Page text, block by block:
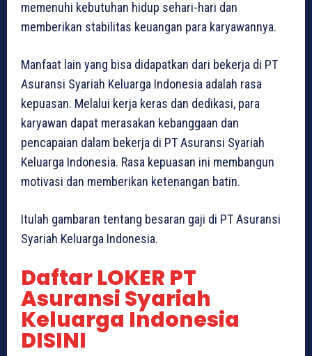
memenuhi kebutuhan hidup sehari-hari dan
memberikan stabilitas keuangan para karyawannya.
Manfaat lain yang bisa didapatkan dari bekerja di PT
Asuransi Syariah Keluarga Indonesia adalah rasa
kepuasan. Melalui kerja keras dan dedikasi, para
karyawan dapat merasakan kebanggaan dan
pencapaian dalam bekerja di PT Asuransi Syariah
Keluarga Indonesia. Rasa kepuasan ini membangun
motivasi dan memberikan ketenangan batin.
Itulah gambaran tentang besaran gaji di PT Asuransi
Syariah Keluarga Indonesia.
Daftar LOKER PT
Asuransi Syariah
Keluarga Indonesia
DISINI